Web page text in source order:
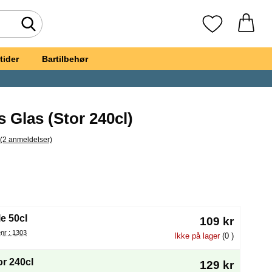
Foretag søgning Mine favoritter
Bartilbehør
Glas (Stor 240cl)
til alle anmeldelser
(2 anmeldelser)
af en ny radioknap vil genindlæse siden)
50cl
Varenr : 1303
109 kr
Ikke på lager(0 )
240cl 129 kr